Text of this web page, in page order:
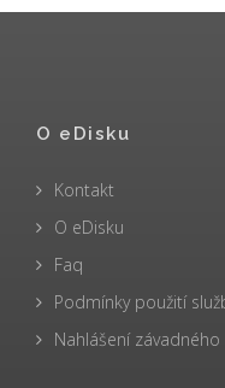
O eDisku
Kontakt
O eDisku
Faq
Podmínky použití
Nahlášení